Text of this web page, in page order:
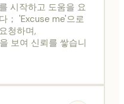
시작하고 도움을 요
； 'Excuse me'으로
청하며,
보여 신뢰를 쌓습니